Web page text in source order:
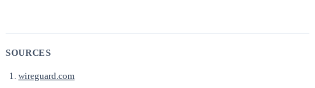
SOURCES
wireguard.com